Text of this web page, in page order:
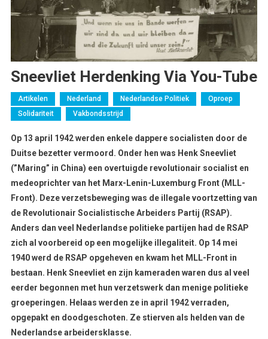
Sneevliet Herdenking Via You-Tube
Artikelen Nederland Nederlandse Politiek
Oproep
Solidariteit
Vakbondsstrijd
Op 13 april 1942 werden enkele dappere socialisten door de
Duitse bezetter vermoord. Onder hen was Henk Sneevliet
(”Maring” in China) een overtuigde revolutionair socialist en
medeoprichter van het Marx-Lenin-Luxemburg Front (MLL-
Front). Deze verzetsbeweging was de illegale voortzetting van
de Revolutionair Socialistische Arbeiders Partij (RSAP).
Anders dan veel Nederlandse politieke partijen had de RSAP
zich al voorbereid op een mogelijke illegaliteit. Op 14 mei
1940 werd de RSAP opgeheven en kwam het MLL-Front in
bestaan. Henk Sneevliet en zijn kameraden waren dus al veel
eerder begonnen met hun verzetswerk dan menige politieke
groeperingen. Helaas werden ze in april 1942 verraden,
opgepakt en doodgeschoten. Ze stierven als helden van de
Nederlandse arbeidersklasse.